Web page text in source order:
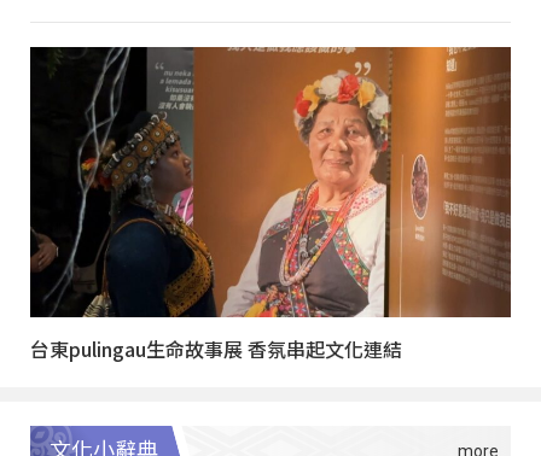
台東pulingau生命故事展 香氛串起文化連結
文化小辭典